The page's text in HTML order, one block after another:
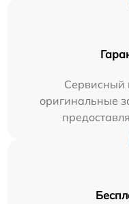
Сервисный
оригинальные